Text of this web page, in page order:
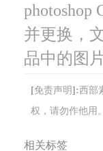
并更换，
品中的图
[免责声明]:西部
权，请勿作他用
相关标签